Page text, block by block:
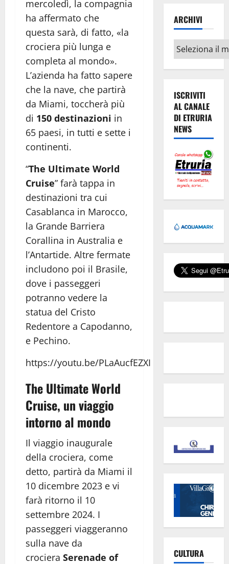
mercoledì, la compagnia
ha affermato che
questa sarà, di fatto, «la
crociera più lunga e
completa al mondo».
L’azienda ha fatto sapere
che la nave, che partirà
da Miami, toccherà più
di 150 destinazioni in
65 paesi, in tutti e sette i
continenti.
“The Ultimate World
Cruise” farà tappa in
destinazioni tra cui
Casablanca in Marocco,
la Grande Barriera
Corallina in Australia e
l’Antartide. Altre fermate
includono poi il Brasile,
dove i passeggeri
potranno vedere la
statua del Cristo
Redentore a Capodanno,
e Pechino.
https://youtu.be/PLaAucfEZXI
The Ultimate World
Cruise, un viaggio
intorno al mondo
Il viaggio inaugurale
della crociera, come
detto, partirà da Miami il
10 dicembre 2023 e vi
farà ritorno il 10
settembre 2024. I
passeggeri viaggeranno
sulla nave da
crociera Serenade of
ARCHIVI
Archivi
ISCRIVITI
AL CANALE
DI ETRURIA
NEWS
CULTURA